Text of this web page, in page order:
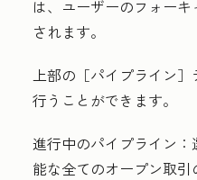
は、ユーザーのフォー
されます。
上部の［パイプライン］
行うことができます。
進行中のパイプライン：
能な全てのオープン取引